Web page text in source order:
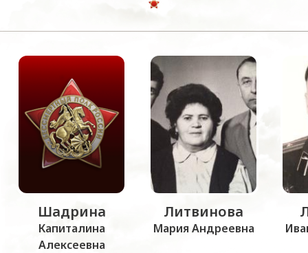
Шадрина
Капиталина
Алексеевна
Литвинова
Мария Андреевна